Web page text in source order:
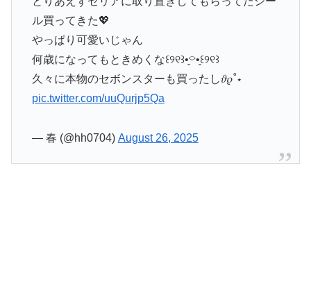
ル買ってきた💖
やっぱり可愛いじゃん
何歳になってもときめくな꒰୨୧꒱•͈⌔•͈꒰୨୧꒱
久々に本物のセボンスターも買ったし𝜗𝜚˚⋆
pic.twitter.com/uuQurjp5Qa
— 春 (@hh0704) August 26, 2025